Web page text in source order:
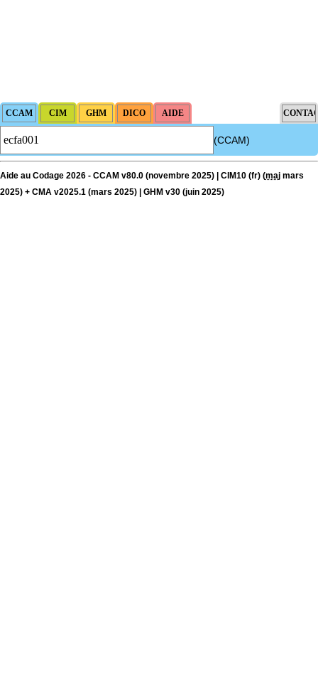
(CCAM)
Aide au Codage 2026 - CCAM v80.0 (novembre 2025) | CIM10 (fr) (maj mars
2025) + CMA v2025.1 (mars 2025) | GHM v30 (juin 2025)